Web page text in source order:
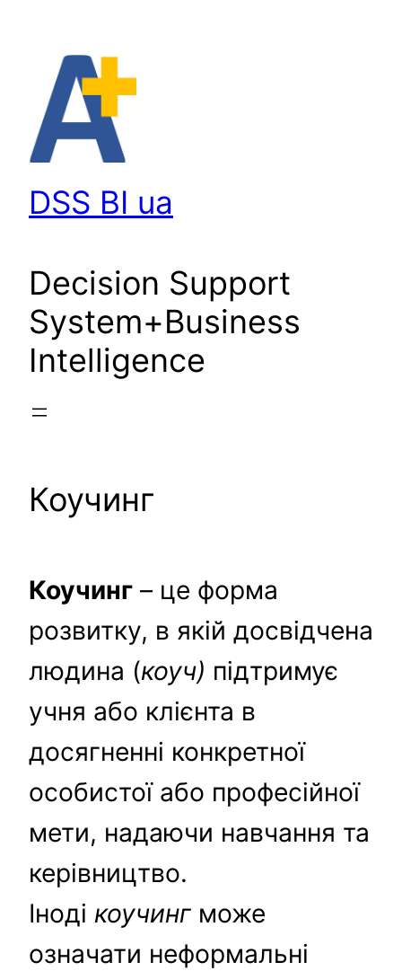
DSS BI ua
Decision Support
System+Business
Intelligence
Коучинг
Коучинг – це форма
розвитку, в якій досвідчена
людина (коуч) підтримує
учня або клієнта в
досягненні конкретної
особистої або професійної
мети, надаючи навчання та
керівництво.
Іноді коучинг може
означати неформальні